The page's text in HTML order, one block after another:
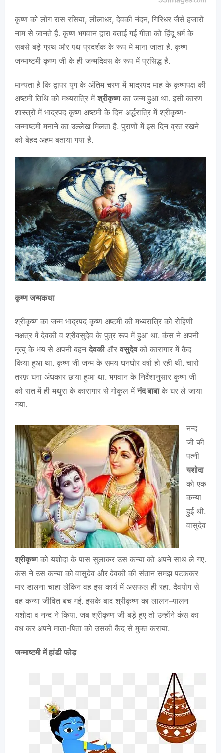
कृष्ण को लोग रास रसिया, लीलाधर, देवकी नंदन, गिरिधर जैसे हजारों
नाम से जानते हैं. कृष्ण भगवान द्वारा बताई गई गीता को हिंदू धर्म के
सबसे बड़े ग्रंथ और पथ प्रदर्शक के रूप में माना जाता है. कृष्ण
जन्माष्टमी कृष्ण जी के ही जन्मदिवस के रूप में प्रसिद्ध है.
मान्यता है कि द्वापर युग के अंतिम चरण में भाद्रपद माह के कृष्णपक्ष की
अष्टमी तिथि को मध्यरात्रि मेंश्रीकृष्णका जन्म हुआ था. इसी कारण
शास्त्रों में भाद्रपद कृष्ण अष्टमी के दिन अर्द्धरात्रि में श्रीकृष्ण-
जन्माष्टमी मनाने का उल्लेख मिलता है. पुराणों में इस दिन व्रत रखने
को बेहद अहम बताया गया है.
कृष्ण जन्मकथा
श्रीकृष्ण का जन्म भाद्रपद कृष्ण अष्टमी की मध्यरात्रि को रोहिणी
नक्षत्र में देवकी व श्रीवसुदेव के पुत्र रूप में हुआ था. कंस ने अपनी
मृत्यु के भय से अपनी बहनदेवकीऔरवसुदेवको कारागार में कैद
किया हुआ था. कृष्ण जी जन्म के समय घनघोर वर्षा हो रही थी. चारो
तरफ़ घना अंधकार छाया हुआ था. भगवान के निर्देशानुसार कुष्ण जी
को रात में ही मथुरा के कारागार से गोकुल मेंनंद बाबाके घर ले जाया
गया.
नन्द
जी की
पत्नी
यशोदा
को एक
कन्या
हुई थी.
वासुदेव
श्रीकृष्णको यशोदा के पास सुलाकर उस कन्या को अपने साथ ले गए.
कंस ने उस कन्या को वासुदेव और देवकी की संतान समझ पटककर
मार डालना चाहा लेकिन वह इस कार्य में असफल ही रहा. दैवयोग से
वह कन्या जीवित बच गई. इसके बाद श्रीकृष्ण का लालन–पालन
यशोदा व नन्द ने किया. जब श्रीकृष्ण जी बड़े हुए तो उन्होंने कंस का
वध कर अपने माता-पिता को उसकी कैद से मुक्त कराया.
जन्माष्टमी में हांडी फोड़